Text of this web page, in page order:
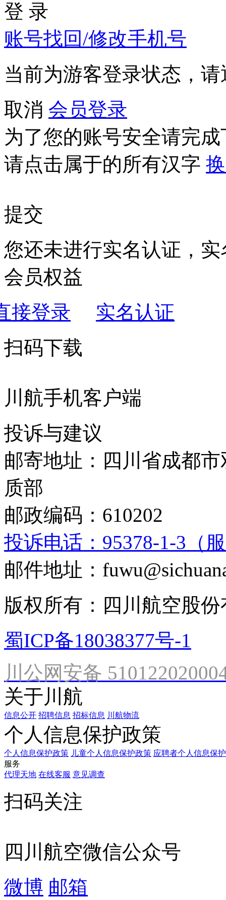
登 录
账号找回/修改手机号
当前为游客登录状态，
取消 会员登录
为了您的账号安全请完
请点击属于的所有汉字
提交
您还未进行实名认证，
会员权益
接登录
实名认证
扫码下载
川航手机客户端
投诉与建议
邮寄地址：四川省成都
质部
邮政编码：610202
投诉电话：95378-1-3（
邮件地址：
版权所有：四川航空股
蜀ICP备18038377号-1
川公网安备
关于川航
信息公开 招聘信息 招标信息 川航物流
个人信息保护政策
个人信息保护政策 儿童个人信息保护政策 应聘者个人信息保
服务
代理天地 在线客服 意见调查
扫码关注
四川航空微信公众号
微博 邮箱